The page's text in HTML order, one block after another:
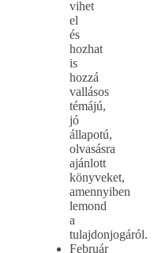
vihet
el
és
hozhat
is
hozzá
vallásos
témájú,
jó
állapotú,
olvasásra
ajánlott
könyveket,
amennyiben
lemond
a
tulajdonjogáról.
Február